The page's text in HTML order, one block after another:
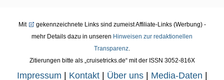
Mit
gekennzeichnete Links sind zumeist Affiliate-Links (Werbung) -
mehr Details dazu in unseren Hinweisen zur redaktionellen
Transparenz
Zitierungen bitte als „cruisetricks.de“ mit der ISSN 3052-816X
Impressum | Kontakt| Über uns| Media-Daten |